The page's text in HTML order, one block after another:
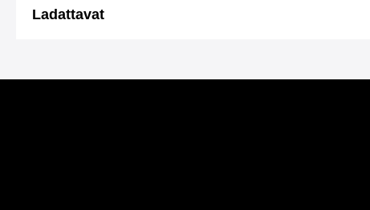
Ladattavat